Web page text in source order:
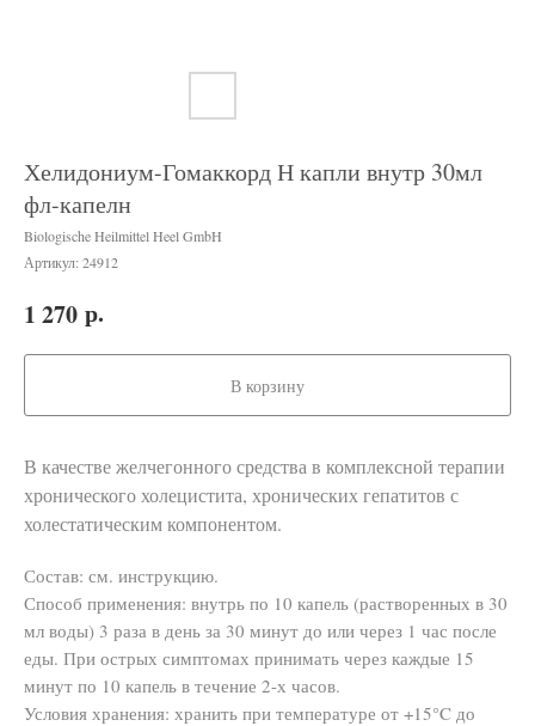
Хелидониум-Гомаккорд Н капли внутр 30мл
фл-капелн
Biologische Heilmittel Heel GmbH
Артикул: 24912
1 270 р.
В корзину
В качестве желчегонного средства в комплексной терапии
хронического холецистита, хронических гепатитов с
холестатическим компонентом.
Состав: см. инструкцию.
Способ применения: внутрь по 10 капель (растворенных в 30
мл воды) 3 раза в день за 30 минут до или через 1 час после
еды. При острых симптомах принимать через каждые 15
минут по 10 капель в течение 2-х часов.
Условия хранения: хранить при температуре от +15°C до